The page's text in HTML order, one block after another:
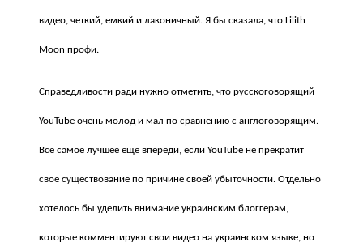
видео, четкий, емкий и лаконичный. Я бы сказала, что Lilith
Moon профи.
Справедливости ради нужно отметить, что русскоговорящий
YouTube очень молод и мал по сравнению с англоговорящим.
Всё самое лучшее ещё впереди, если YouTube не прекратит
свое существование по причине своей убыточности. Отдельно
хотелось бы уделить внимание украинским блоггерам,
которые комментируют свои видео на украинском языке, но